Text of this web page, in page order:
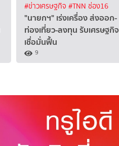
#ข่าวเศรษฐกิจ #TNN ช่อง16
"นายกฯ" เร่งเครื่อง ส่งออก-
ท่องเที่ยว-ลงทุน รับเศรษฐกิจ
เชื่อมั่นฟื้น
9